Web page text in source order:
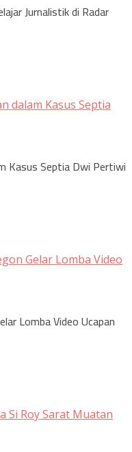
Jurnalistik di Radar
Kasus Septia Dwi Pertiwi
Lomba Video Ucapan